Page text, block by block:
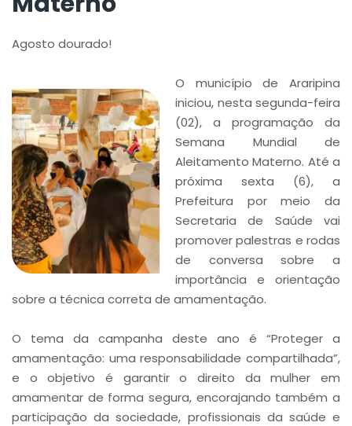
Agosto dourado!
O município de Araripina
iniciou, nesta segunda-feira
(02), a programação da
Semana Mundial de
Aleitamento Materno. Até a
próxima sexta (6), a
Prefeitura por meio da
Secretaria de Saúde vai
promover palestras e rodas
de conversa sobre a
importância e orientação
sobre a técnica correta de amamentação.
O tema da campanha deste ano é “Proteger a
amamentação: uma responsabilidade compartilhada”,
e o objetivo é garantir o direito da mulher em
amamentar de forma segura, encorajando também a
participação da sociedade, profissionais da saúde e